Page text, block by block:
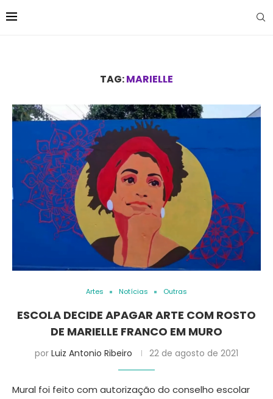
TAG:MARIELLE
Artes Notícias Outras
ESCOLA DECIDE APAGAR ARTE COM ROSTO
DE MARIELLE FRANCO EM MURO
por Luiz Antonio Ribeiro 22 de agosto de 2021
Mural foi feito com autorização do conselho escolar